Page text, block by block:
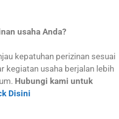
usaha Anda?
kepatuhan perizinan sesuai
kegiatan usaha berjalan lebih
Hubungi kami untuk
Disini